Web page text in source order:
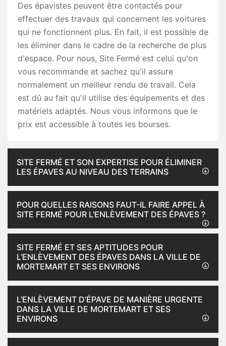
Des épavistes peuvent être contactés pour
effectuer des travaux qui concernent les voitures
qui ne fonctionnent plus. En fait, il est possible de
les éliminer dans le cadre de la recherche de plus
d'espace. Pour nous, Site Fermé est celui qu'on
vous recommande et sachez qu'il assure
normalement un meilleur rendu de travail. Cela
est dû au fait qu'il utilise des équipements et des
matériels adaptés. Nous vous informons que le
prix est accessible à toutes les bourses.
SITE FERMÉ ET SON EXPERTISE POUR ÉLIMINER
LES ÉPAVES AU NIVEAU DES TERRAINS
POUR QUELLES RAISONS FAUT-IL FAIRE APPEL À
SITE FERMÉ POUR L'ENLÈVEMENT DES ÉPAVES ?
SITE FERMÉ ET SES APTITUDES POUR
L'ENLÈVEMENT DES ÉPAVES DANS LA VILLE DE
MORTEMART ET SES ENVIRONS
L'ENLÈVEMENT D'ÉPAVE DE MANIÈRE URGENTE
DANS LA VILLE DE MORTEMART ET SES
ENVIRONS